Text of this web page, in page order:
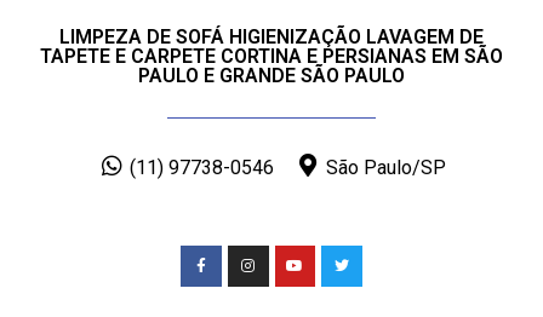
LIMPEZA DE SOFÁ HIGIENIZAÇÃO LAVAGEM DE
TAPETE E CARPETE CORTINA E PERSIANAS EM SÃO
PAULO E GRANDE SÃO PAULO
(11) 97738-0546 São Paulo/SP